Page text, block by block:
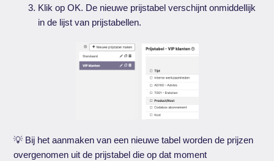
Klik op OK. De nieuwe prijstabel verschijnt onmiddellijk
in de lijst van prijstabellen.
💡 Bij het aanmaken van een nieuwe tabel worden de prijzen
overgenomen uit de prijstabel die op dat moment